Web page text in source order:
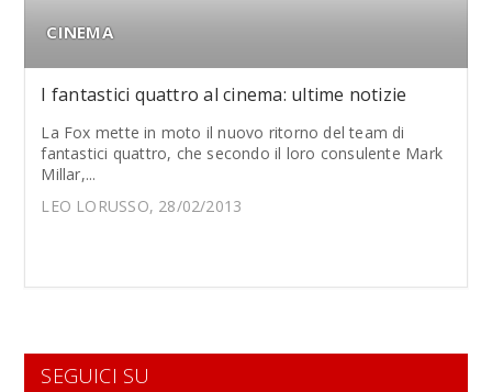
CINEMA
I fantastici quattro al cinema: ultime notizie
La Fox mette in moto il nuovo ritorno del team di
fantastici quattro, che secondo il loro consulente Mark
Millar,...
LEO LORUSSO, 28/02/2013
SEGUICI SU